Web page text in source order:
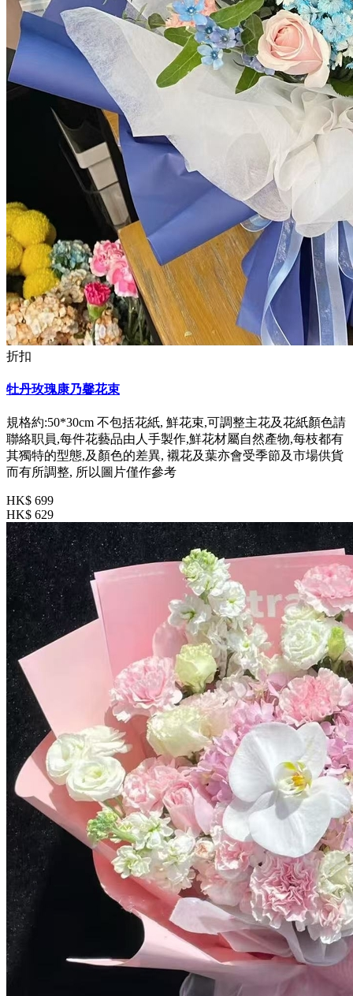
折扣
牡丹玫瑰康乃馨花束
規格約:50*30cm 不包括花紙, 鮮花束,可調整主花及花紙顏色請
聯絡职員,每件花藝品由人手製作,鮮花材屬自然產物,每枝都有
其獨特的型態,及顏色的差異, 襯花及葉亦會受季節及市場供貨
而有所調整, 所以圖片僅作參考
HK$ 699
HK$ 629